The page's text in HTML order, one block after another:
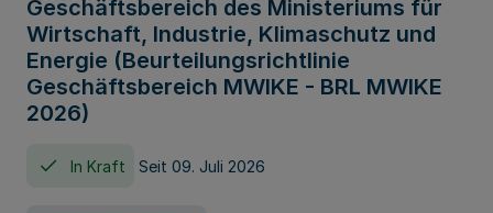
Geschäftsbereich des Ministeriums für
Wirtschaft, Industrie, Klimaschutz und
Energie (Beurteilungsrichtlinie
Geschäftsbereich MWIKE - BRL MWIKE
2026)
In Kraft Seit 09. Juli 2026